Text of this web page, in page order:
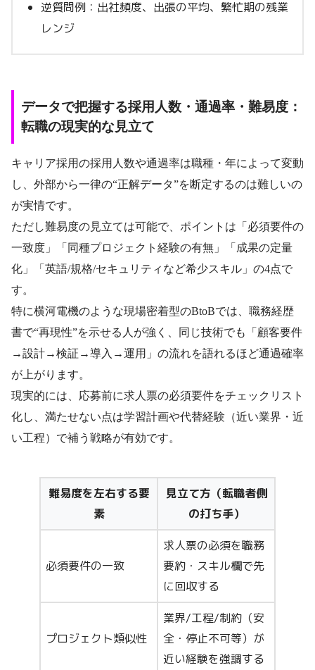
逆質問例：出社頻度、出張の平均、繁忙期の残業
レンジ
データで把握する採用人数・通過率・難易度：
転職の現実的な見立て
キャリア採用の採用人数や通過率は職種・年によって変動
し、外部から一律の“正解データ”を断定するのは難しいの
が実情です。
ただし難易度の見立ては可能で、ポイントは「必須要件の
一致度」「同種プロジェクト経験の有無」「成果の定量
化」「英語/規格/セキュリティなど希少スキル」の4点で
す。
特に横河電機のような現場密着型のBtoBでは、職務経歴
書で“再現性”を示せる人が強く、同じ技術でも「顧客要件
→設計→検証→導入→運用」の流れを語れるほど通過確率
が上がります。
現実的には、応募前に求人票の必須要件をチェックリスト
化し、満たせない点は学習計画や代替経験（近い業界・近
い工程）で補う戦略が有効です。
難易度を左右する要
素
見立て方（転職者側
の打ち手）
必須要件の一致
求人票の必須を職務
要約・スキル欄で先
に回収する
プロジェクト類似性
業界/工程/制約（安
全・停止不可等）が
近い経験を強調する